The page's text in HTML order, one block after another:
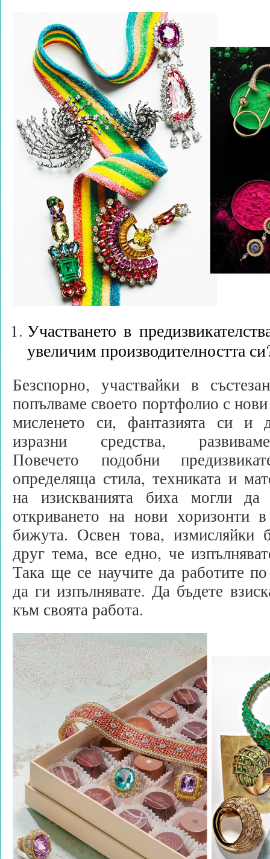
Участването в
увеличим производителността
Безспорно, участвайки в
попълваме своето портфолио с
мисленето си, фантазията си и
изразни средства,
Повечето подобни
определяща стила, техниката и
на изискванията биха могли
откриването на нови хоризонти
бижута. Освен това, измисляйки
друг тема, все едно, че
Така ще се научите да работите
да ги изпълнявате. Да бъдете
към своята работа.